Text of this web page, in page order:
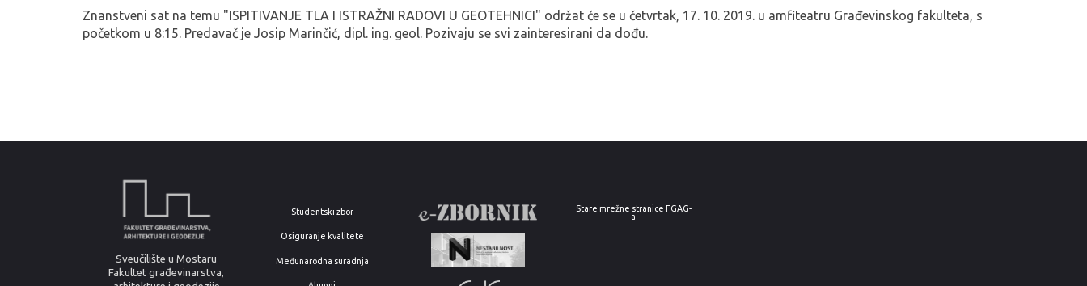
Znanstveni sat na temu "ISPITIVANJE TLA I ISTRAŽNI RADOVI U GEOTEHNICI" održat će se u četvrtak, 17. 10. 2019. u amfiteatru Građevinskog fakulteta, s
početkom u 8:15. Predavač je Josip Marinčić, dipl. ing. geol. Pozivaju se svi zainteresirani da dođu.
Sveučilište u Mostaru
Fakultet građevinarstva,
Studentski zbor
Osiguranje kvalitete
Međunarodna suradnja
Stare mrežne stranice FGAG-
a